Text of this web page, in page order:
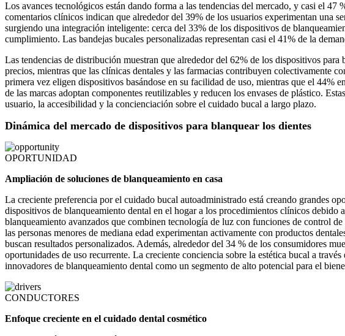
Los avances tecnológicos están dando forma a las tendencias del mercado, y casi el
comentarios clínicos indican que alrededor del 39% de los usuarios experimentan una
surgiendo una integración inteligente: cerca del 33% de los dispositivos de
cumplimiento. Las bandejas bucales personalizadas representan casi el 41% de la
Las tendencias de distribución muestran que alrededor del 62% de los dispositivos
precios, mientras que las clínicas dentales y las farmacias contribuyen colectivamente
primera vez eligen dispositivos basándose en su facilidad de uso, mientras que el
de las marcas adoptan componentes reutilizables y reducen los envases de plástico.
usuario, la accesibilidad y la concienciación sobre el cuidado bucal a largo plazo.
Dinámica del mercado de dispositivos para blanquear los dientes
OPORTUNIDAD
Ampliación de soluciones de blanqueamiento en casa
La creciente preferencia por el cuidado bucal autoadministrado está creando grandes
dispositivos de blanqueamiento dental en el hogar a los procedimientos clínicos
blanqueamiento avanzados que combinen tecnología de luz con funciones de control
las personas menores de mediana edad experimentan activamente con productos
buscan resultados personalizados. Además, alrededor del 34 % de los consumidores
oportunidades de uso recurrente. La creciente conciencia sobre la estética bucal a
innovadores de blanqueamiento dental como un segmento de alto potencial para el
CONDUCTORES
Enfoque creciente en el cuidado dental cosmético